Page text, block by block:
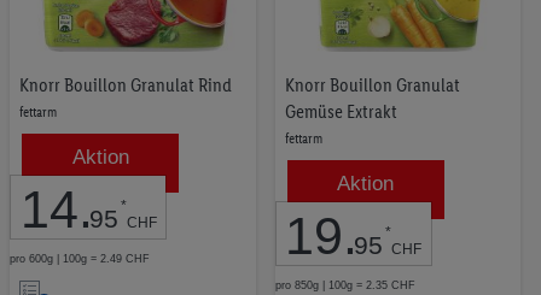
Knorr Bouillon Granulat Rind
fettarm
Aktion
14.95 *
CHF
pro 600g | 100g = 2.49 CHF
Auf
Knorr Bouillon Granulat
Gemüse Extrakt
fettarm
Aktion
19.95 *
CHF
pro 850g | 100g = 2.35 CHF